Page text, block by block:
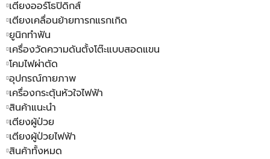
เตียงออร์โธปิดิกส์
เตียงเคลื่อนย้ายทารกแรกเกิด
ยูนิกทำฟัน
เครื่องวัดความดันตั้งโต๊ะแบบสอดแขน
โคมไฟผ่าตัด
อุปกรณ์กายภาพ
เครื่องกระตุ้นหัวใจไฟฟ้า
สินค้าแนะนำ
เตียงผู้ป่วย
เตียงผู้ป่วยไฟฟ้า
สินค้าทั้งหมด